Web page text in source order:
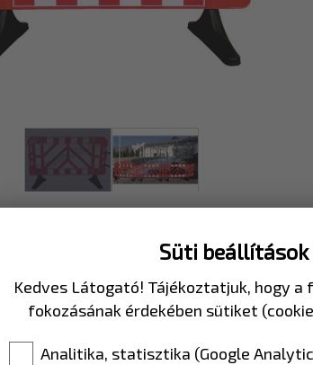
Süti beállítások
Kedves Látogató! Tájékoztatjuk, hogy a
fokozásának érdekében sütiket
Analitika, statisztika (Google